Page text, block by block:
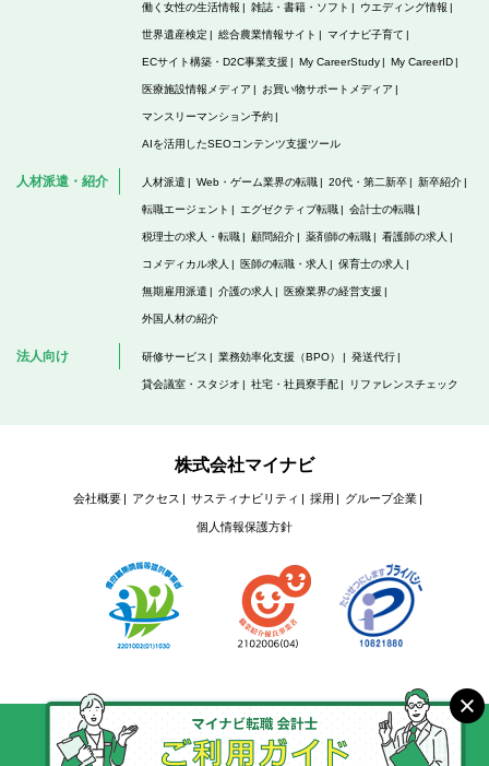
働く女性の生活情報 雑誌・書籍・ソフト ウエディング情報
世界遺産検定 総合農業情報サイト マイナビ子育て
ECサイト構築・D2C事業支援 My CareerStudy My CareerID
医療施設情報メディア お買い物サポートメディア
マンスリーマンション予約
AIを活用したSEOコンテンツ支援ツール
人材派遣・紹介 人材派遣 Web・ゲーム業界の転職 20代・第二新卒 新卒紹介
転職エージェント エグゼクティブ転職 会計士の転職
税理士の求人・転職 顧問紹介 薬剤師の転職 看護師の求人
コメディカル求人 医師の転職・求人 保育士の求人
無期雇用派遣 介護の求人 医療業界の経営支援
外国人材の紹介
法人向け 研修サービス 業務効率化支援（BPO） 発送代行
貸会議室・スタジオ 社宅・社員寮手配 リファレンスチェック
株式会社マイナビ
会社概要 アクセス サスティナビリティ 採用 グループ企業
個人情報保護方針
Copyright © Mynavi Corporation